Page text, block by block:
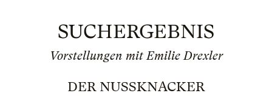
SUCHERGEBNIS
Vorstellungen mit Emilie Drexler
DER NUSSKNACKER